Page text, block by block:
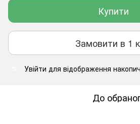
Купити
Замовити в 1
Увійти для відображення
До